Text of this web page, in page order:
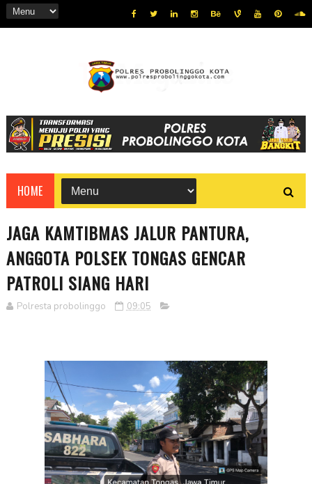
HOME
JAGA KAMTIBMAS JALUR PANTURA,
ANGGOTA POLSEK TONGAS GENCAR
PATROLI SIANG HARI
Polresta probolinggo 09:05